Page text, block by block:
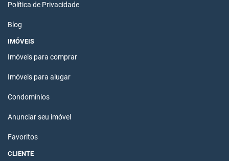
Política de Privacidade
Blog
IMÓVEIS
Imóveis para comprar
Imóveis para alugar
Condomínios
Anunciar seu imóvel
Favoritos
CLIENTE